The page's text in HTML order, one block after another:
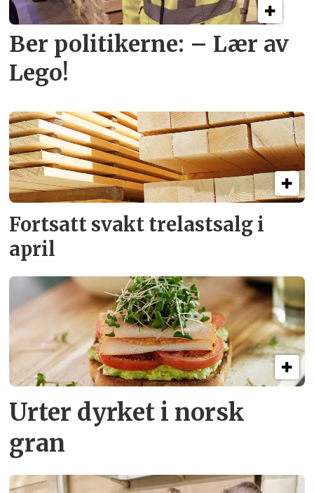
Ber politikerne: – Lær av
Lego!
Fortsatt svakt trelastsalg i
april
Urter dyrket i norsk
gran